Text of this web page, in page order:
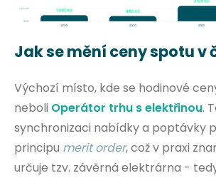
Jak se mění ceny spotu v
Výchozí místo, kde se hodinové
neboli Operátor trhu s elektřinou.
synchronizaci nabídky a poptávky
principu merit order, což v praxi
určuje tzv. závěrná elektrárna -